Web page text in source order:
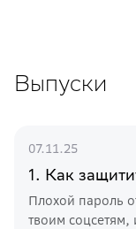
Выпуски
07.11.25
1. Как
Плохой пароль
твоим